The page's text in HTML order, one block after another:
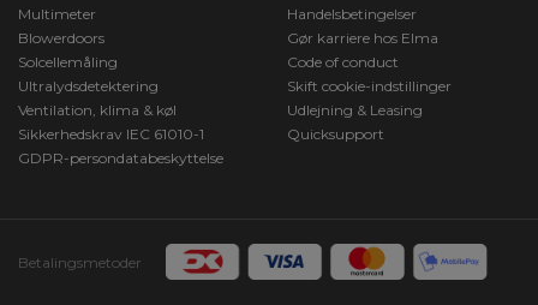
Multimeter
Blowerdoors
Solcellemåling
Ultralydsdetektering
Ventilation, klima & køl
Sikkerhedskrav IEC 61010-1
GDPR-persondatabeskyttelse
Handelsbetingelser
Gør karriere hos Elma
Code of conduct
Skift cookie-indstillinger
Udlejning & Leasing
Quicksupport
Betalingsmetoder